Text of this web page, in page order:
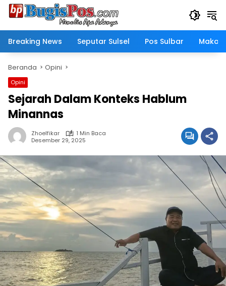
Langsung
Breaking News
Seputar Sulsel Pos Sulbar
Beranda Opini
Opini
Sejarah Dalam Konteks Hablum
Minannas
Zhoelfikar
1 Min Baca
Desember 29, 2025